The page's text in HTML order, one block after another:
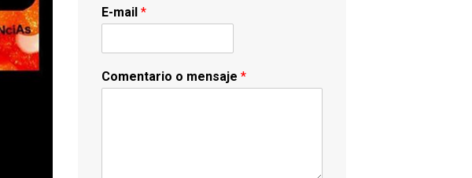
E-mail *
Comentario o mensaje *